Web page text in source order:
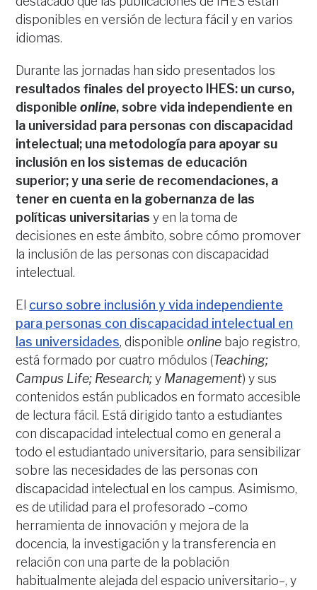
disponibles en versión de lectura fácil y en varios
idiomas.
Durante las jornadas han sido presentados los
resultados finales del proyecto IHES: un curso,
disponibleonline, sobre vida independiente en
la universidad para personas con discapacidad
intelectual; una metodología para apoyar su
inclusión en los sistemas de educación
superior; y una serie de recomendaciones, a
tener en cuenta en la gobernanza de las
políticas universitarias y en la toma de
decisiones en este ámbito, sobre cómo promover
la inclusión de las personas con discapacidad
intelectual.
El curso sobre inclusión y vida independiente
para personas con discapacidad intelectual en
las universidades, disponibleonline bajo registro,
está formado por cuatro módulos (Teaching;
Campus Life; Research;y Management) y sus
contenidos están publicados en formato accesible
de lectura fácil. Está dirigido tanto a estudiantes
con discapacidad intelectual como en general a
todo el estudiantado universitario, para sensibilizar
sobre las necesidades de las personas con
discapacidad intelectual en los campus. Asimismo,
es de utilidad para el profesorado –como
herramienta de innovación y mejora de la
docencia, la investigación y la transferencia en
relación con una parte de la población
habitualmente alejada del espacio universitario–, y